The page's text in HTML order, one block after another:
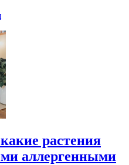
растения
аллергенными